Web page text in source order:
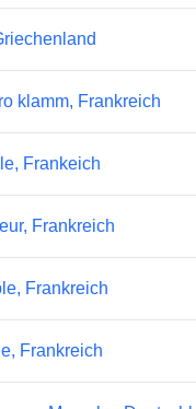
klamm, Frankreich
Frankeich
Frankreich
Frankreich
Frankreich